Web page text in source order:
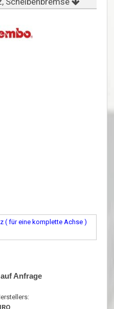
( für eine komplette Achse )
Anfrage